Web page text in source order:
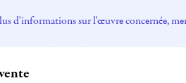
d'informations sur l'œuvre concernée,